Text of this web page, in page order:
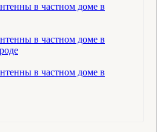
в частном доме в
в частном доме в
в частном доме в